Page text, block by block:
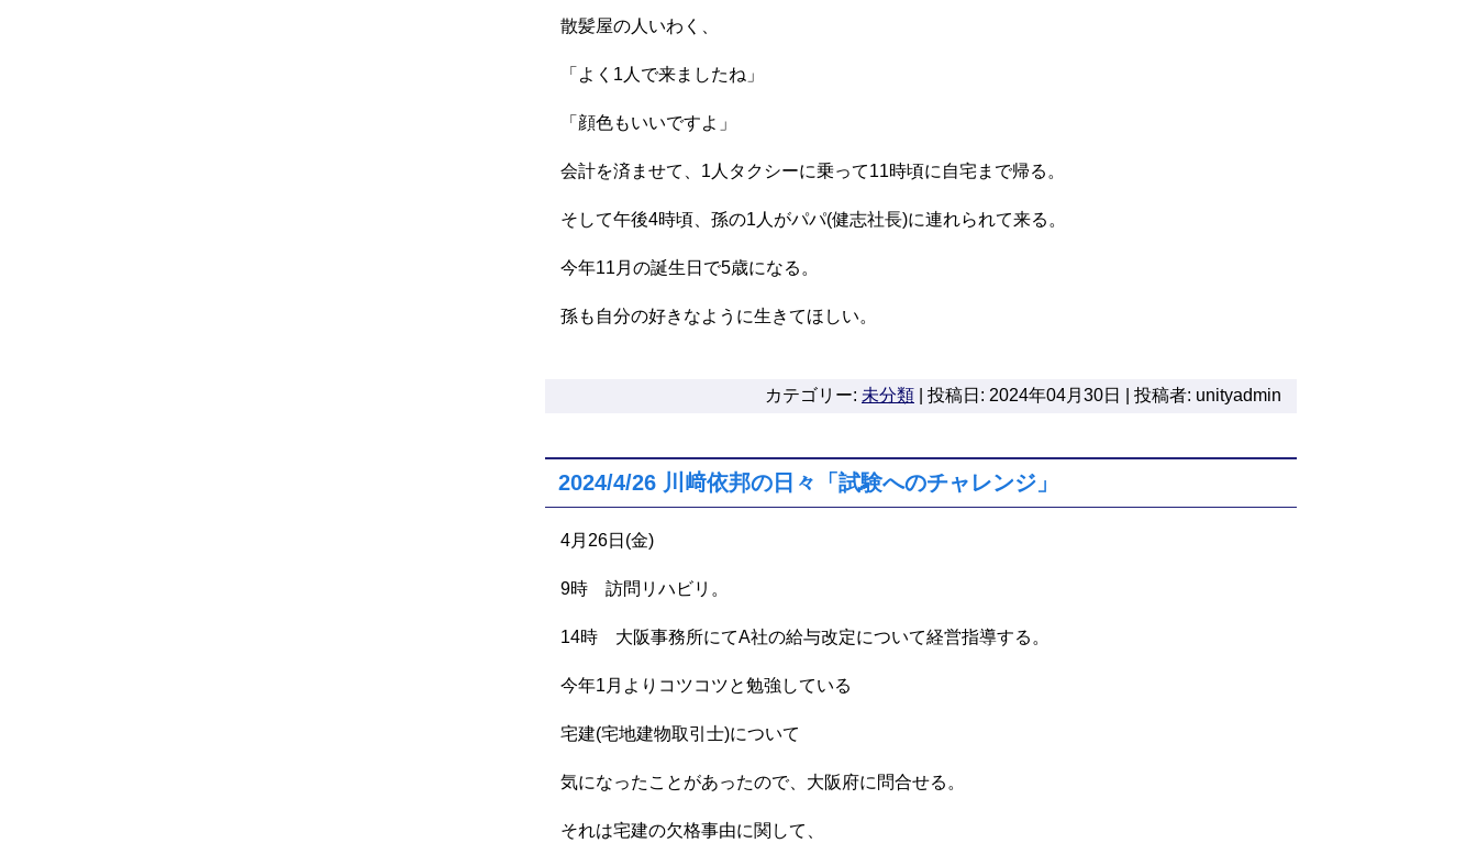
散髪屋の人いわく、
「よく1人で来ましたね」
「顔色もいいですよ」
会計を済ませて、1人タクシーに乗って11時頃に自宅まで帰る。
そして午後4時頃、孫の1人がパパ(健志社長)に連れられて来る。
今年11月の誕生日で5歳になる。
孫も自分の好きなように生きてほしい。
カテゴリー: 未分類 投稿日: 2024年04月30日 | 投稿者: unityadmin
2024/4/26 川﨑依邦の日々「試験へのチャレンジ」
4月26日(金)
9時 訪問リハビリ。
14時 大阪事務所にてA社の給与改定について経営指導する。
今年1月よりコツコツと勉強している
宅建(宅地建物取引士)について
気になったことがあったので、大阪府に問合せる。
それは宅建の欠格事由に関して、